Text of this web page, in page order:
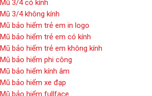
Mũ 3/4 có kính
Mũ 3/4 không kính
Mũ bảo hiểm trẻ em in logo
Mũ bảo hiểm trẻ em có kính
Mũ bảo hiểm trẻ em không kính
Mũ bảo hiểm phi công
Mũ bảo hiểm kính âm
Mũ bảo hiểm xe đạp
Mũ bảo hiểm fullface